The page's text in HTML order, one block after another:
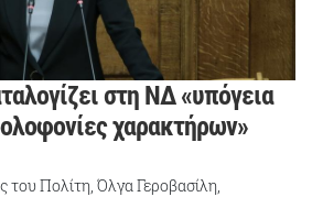
στη ΝΔ «υπόγεια
χαρακτήρων»
του Πολίτη, Όλγα Γεροβασίλη,